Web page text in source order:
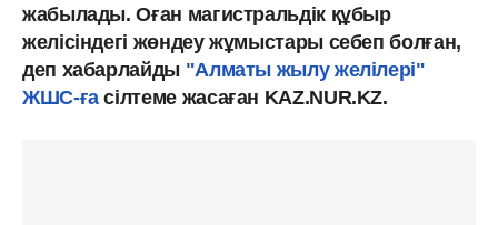
жабылады. Оған магистральдік құбыр
желісіндегі жөндеу жұмыстары себеп болған,
деп хабарлайды"Алматы жылу желілері"
ЖШС-ғасілтеме жасаған KAZ.NUR.KZ.